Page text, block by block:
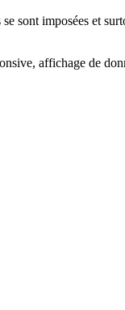
sont imposées et
affichage de